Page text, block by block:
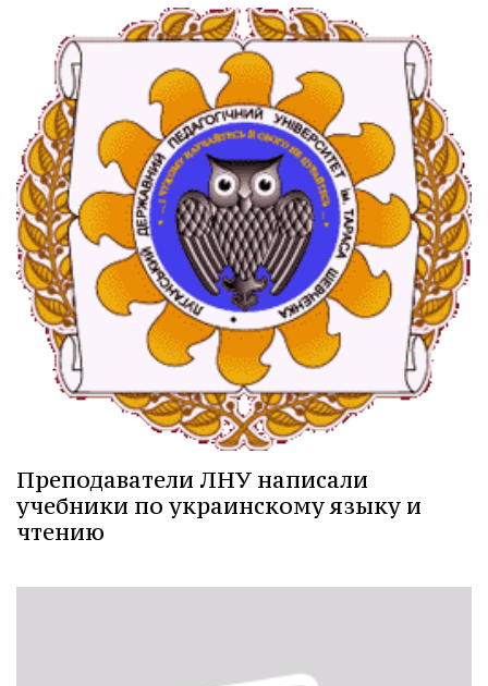
Преподаватели ЛНУ написали
учебники по украинскому языку и
чтению